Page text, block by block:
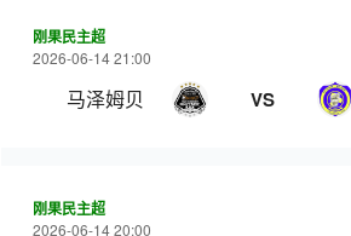
刚果民主超
2026-06-14 21:00
马泽姆贝 VS
刚果民主超
2026-06-14 20:00